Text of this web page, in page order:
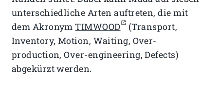
unterschiedliche Arten auftreten, die mit
dem AkronymTIMWOOD
(Transport,
Inventory, Motion, Waiting, Over-
production, Over-engineering, Defects)
abgekürzt werden.